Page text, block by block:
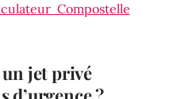
Compostelle
jet privé